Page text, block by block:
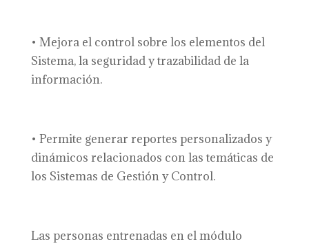
• Mejora el control sobre los elementos del
Sistema, la seguridad y trazabilidad de la
información.
• Permite generar reportes personalizados y
dinámicos relacionados con las temáticas de
los Sistemas de Gestión y Control.
Las personas entrenadas en el módulo